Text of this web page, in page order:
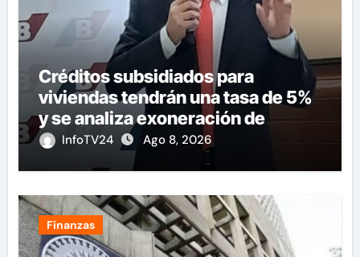
Créditos subsidiados para
viviendas tendrán una tasa de 5%
y se analiza exoneración de
aranceles
InfoTV24 Ago 8, 2026
Finanzas